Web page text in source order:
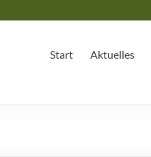
Start Aktuelles